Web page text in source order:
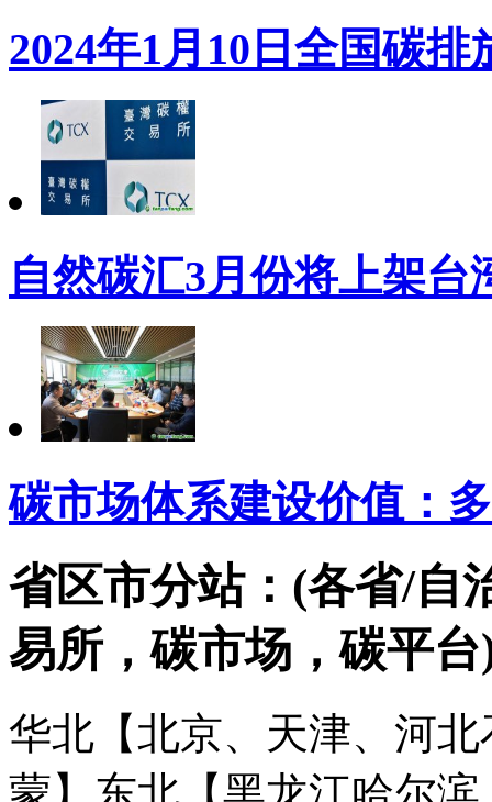
2024年1月10日全国碳
自然碳汇3月份将上架台
碳市场体系建设价值：
省区市分站：(各省/自
易所，碳市场，碳平台
华北【北京、天津、河